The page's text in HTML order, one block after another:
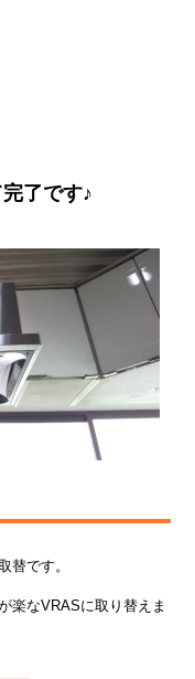
了です♪
替です。
楽なVRASに取り替えま